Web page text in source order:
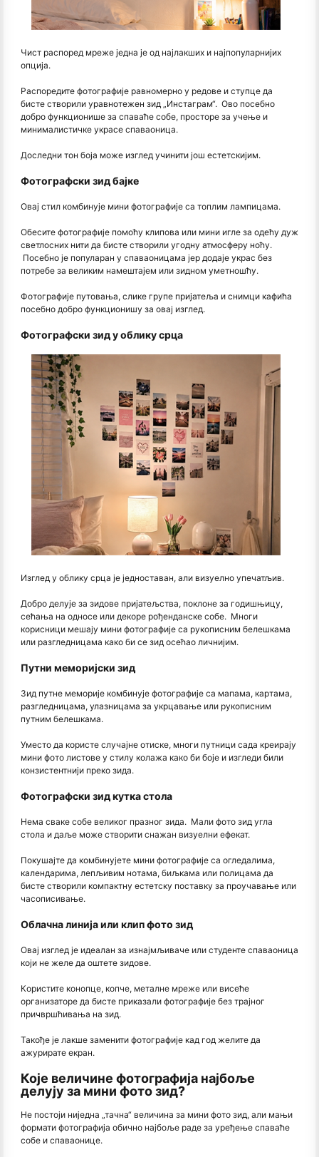
Чист распоред мреже једна је од најлакших и најпопуларнијих
опција.
Распоредите фотографије равномерно у редове и ступце да
бисте створили уравнотежен зид „Инстаграм“. Ово посебно
добро функционише за спаваће собе, просторе за учење и
минималистичке украсе спаваоница.
Доследни тон боја може изглед учинити још естетскијим.
Фотографски зид бајке
Овај стил комбинује мини фотографије са топлим лампицама.
Обесите фотографије помоћу клипова или мини игле за одећу дуж
светлосних нити да бисте створили угодну атмосферу ноћу.
Посебно је популаран у спаваоницама јер додаје украс без
потребе за великим намештајем или зидном уметношћу.
Фотографије путовања, слике групе пријатеља и снимци кафића
посебно добро функционишу за овај изглед.
Фотографски зид у облику срца
Изглед у облику срца је једноставан, али визуелно упечатљив.
Добро делује за зидове пријатељства, поклоне за годишњицу,
сећања на односе или декоре рођенданске собе. Многи
корисници мешају мини фотографије са рукописним белешкама
или разгледницама како би се зид осећао личнијим.
Путни меморијски зид
Зид путне меморије комбинује фотографије са мапама, картама,
разгледницама, улазницама за укрцавање или рукописним
путним белешкама.
Уместо да користе случајне отиске, многи путници сада креирају
мини фото листове у стилу колажа како би боје и изгледи били
конзистентнији преко зида.
Фотографски зид кутка стола
Нема сваке собе великог празног зида. Мали фото зид угла
стола и даље може створити снажан визуелни ефекат.
Покушајте да комбинујете мини фотографије са огледалима,
календарима, лепљивим нотама, биљкама или полицама да
бисте створили компактну естетску поставку за проучавање или
часописивање.
Облачна линија или клип фото зид
Овај изглед је идеалан за изнајмљиваче или студенте спаваоница
који не желе да оштете зидове.
Користите конопце, копче, металне мреже или висеће
организаторе да бисте приказали фотографије без трајног
причвршћивања на зид.
Такође је лакше заменити фотографије кад год желите да
ажурирате екран.
Које величине фотографија најбоље
делују за мини фото зид?
Не постоји ниједна „тачна“ величина за мини фото зид, али мањи
формати фотографија обично најбоље раде за уређење спаваће
собе и спаваонице.